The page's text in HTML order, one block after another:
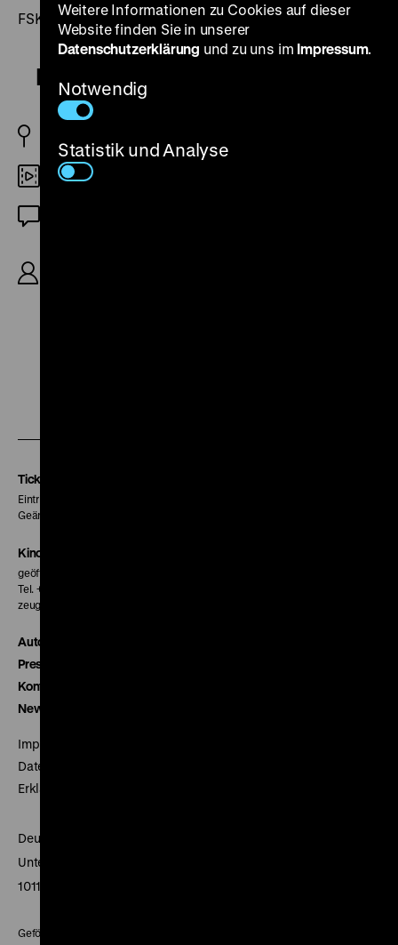
FSK-Freigabe: ab 6 Jahren
Ronja Räubertochter
DCP
Tickets
Eintritt 5 €
Geänderte Preise sind im Programm vermerkt.
Kinokasse
geöffnet 30 Minuten vor Beginn der ersten Vorstellung
Tel. + 49 30 20304-770
zeughauskino@dhm.de
Autor*innen
Presse
Kontakt
Newsletter
Impressum
Datenschutz
Erklärung digitale Barrierefreiheit
Deutsches Historisches Museum
Unter den Linden 2
10117 Berlin
Gefördert mit Mitteln des Beauftragten der Bundesregierung für
Weitere Informationen zu Cookies auf dieser
Website finden Sie in unserer
Datenschutzerklärung und zu uns im Impressum.
Notwendig
Statistik und Analyse